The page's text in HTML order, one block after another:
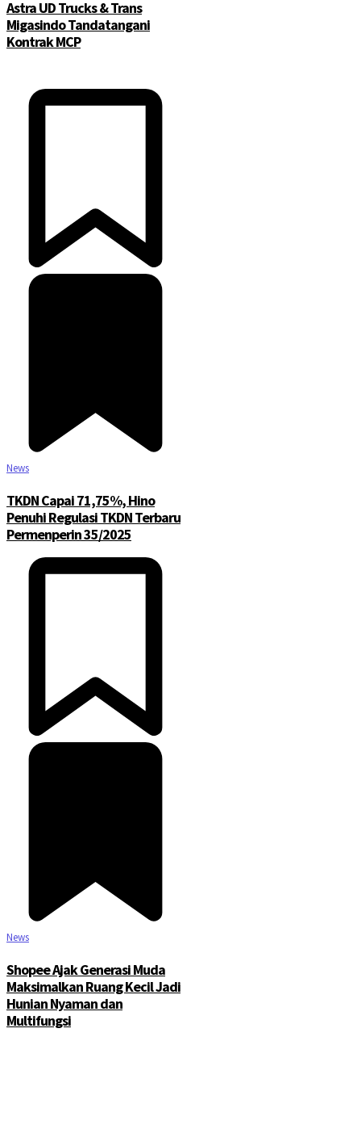
Astra UD Trucks & Trans
Migasindo Tandatangani
Kontrak MCP
News
TKDN Capai 71,75%, Hino
Penuhi Regulasi TKDN Terbaru
Permenperin 35/2025
News
Shopee Ajak Generasi Muda
Maksimalkan Ruang Kecil Jadi
Hunian Nyaman dan
Multifungsi